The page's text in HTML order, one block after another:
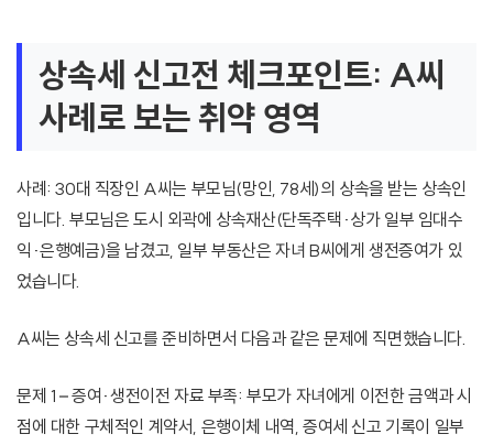
상속세 신고전 체크포인트: A씨
사례로 보는 취약 영역
사례: 30대 직장인 A씨는 부모님(망인, 78세)의 상속을 받는 상속인
입니다. 부모님은 도시 외곽에 상속재산(단독주택·상가 일부 임대수
익·은행예금)을 남겼고, 일부 부동산은 자녀 B씨에게 생전증여가 있
었습니다.
A씨는 상속세 신고를 준비하면서 다음과 같은 문제에 직면했습니다.
문제 1 – 증여·생전이전 자료 부족: 부모가 자녀에게 이전한 금액과 시
점에 대한 구체적인 계약서, 은행이체 내역, 증여세 신고 기록이 일부